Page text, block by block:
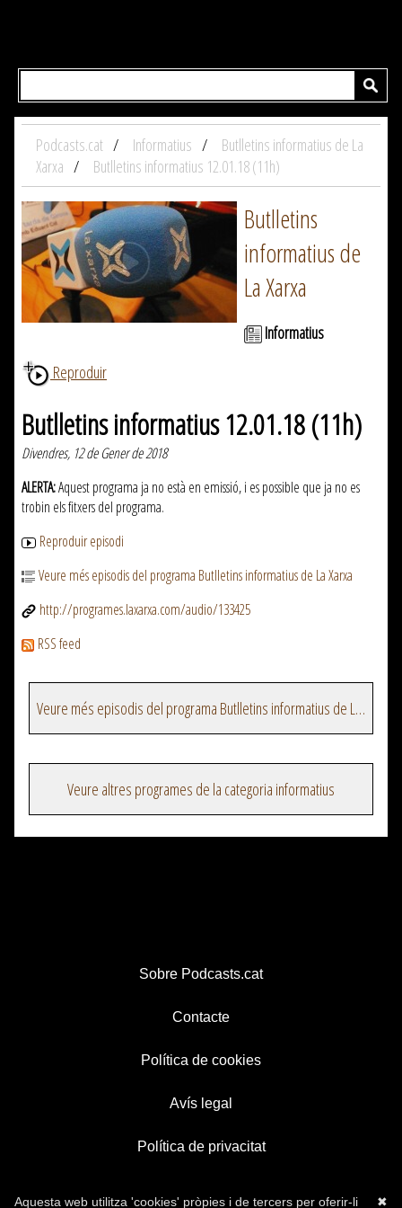
Podcasts.cat Informatius
Butlletins informatius de La
Xarxa
Butlletins informatius 12.01.18 (11h)
Butlletins
informatius de
La Xarxa
Informatius
Reproduir
Butlletins informatius 12.01.18 (11h)
Divendres, 12 de Gener de 2018
ALERTA:Aquest programa ja no està en emissió, i es possible que ja no es
trobin els fitxers del programa.
Reproduir episodi
Veure més episodis del programa Butlletins informatius de La Xarxa
http://programes.laxarxa.com/audio/133425
RSS feed
Veure més episodis del programa Butlletins informatius de La Xarxa
Veure altres programes de la categoria informatius
Sobre Podcasts.cat
Contacte
Política de cookies
Avís legal
Política de privacitat
✖
Aquesta web utilitza 'cookies' pròpies i de tercers per oferir-li